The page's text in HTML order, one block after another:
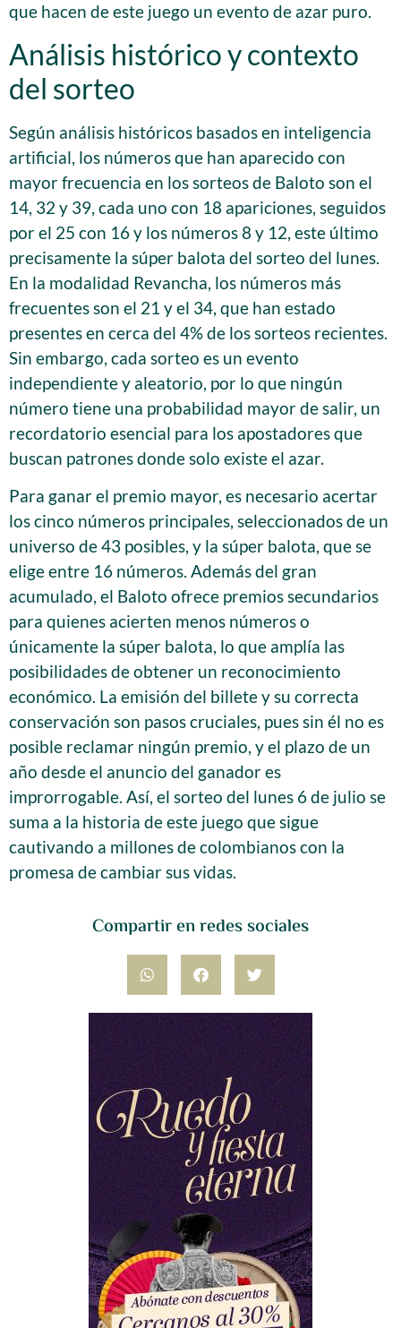
Compartir en redes sociales
que hacen de este juego un evento de azar puro.
Análisis histórico y contexto
del sorteo
Según análisis históricos basados en inteligencia
artificial, los números que han aparecido con
mayor frecuencia en los sorteos de Baloto son el
14, 32 y 39, cada uno con 18 apariciones, seguidos
por el 25 con 16 y los números 8 y 12, este último
precisamente la súper balota del sorteo del lunes.
En la modalidad Revancha, los números más
frecuentes son el 21 y el 34, que han estado
presentes en cerca del 4% de los sorteos recientes.
Sin embargo, cada sorteo es un evento
independiente y aleatorio, por lo que ningún
número tiene una probabilidad mayor de salir, un
recordatorio esencial para los apostadores que
buscan patrones donde solo existe el azar.
Para ganar el premio mayor, es necesario acertar
los cinco números principales, seleccionados de un
universo de 43 posibles, y la súper balota, que se
elige entre 16 números. Además del gran
acumulado, el Baloto ofrece premios secundarios
para quienes acierten menos números o
únicamente la súper balota, lo que amplía las
posibilidades de obtener un reconocimiento
económico. La emisión del billete y su correcta
conservación son pasos cruciales, pues sin él no es
posible reclamar ningún premio, y el plazo de un
año desde el anuncio del ganador es
improrrogable. Así, el sorteo del lunes 6 de julio se
suma a la historia de este juego que sigue
cautivando a millones de colombianos con la
promesa de cambiar sus vidas.